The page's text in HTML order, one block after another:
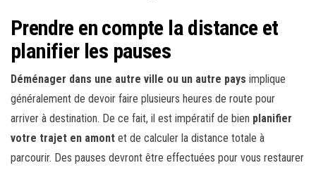
Prendre en compte la distance et
planifier les pauses
Déménager dans une autre ville ou un autre pays implique
généralement de devoir faire plusieurs heures de route pour
arriver à destination. De ce fait, il est impératif de bien planifier
votre trajet en amont et de calculer la distance totale à
parcourir. Des pauses devront être effectuées pour vous restaurer